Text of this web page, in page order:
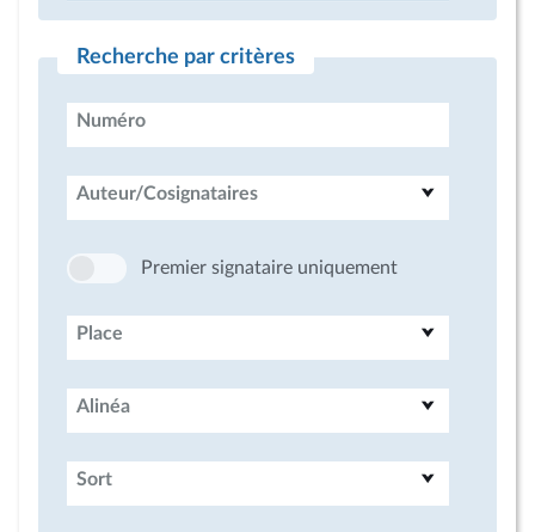
Recherche par critères
Numéro
Auteur/Cosignataires
Premier signataire uniquement
Place
Alinéa
Sort